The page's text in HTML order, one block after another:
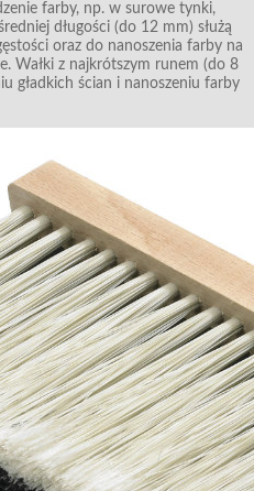
farby, np. w surowe tynki,
długości (do 12 mm) służą
oraz do nanoszenia farby na
Wałki z najkrótszym runem (do 8
gładkich ścian i nanoszeniu farby